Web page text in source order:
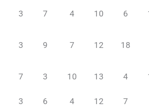
3 7 4 10 6
3 9 7 12 18
7 3 10 13 4
3 6 4 12 7